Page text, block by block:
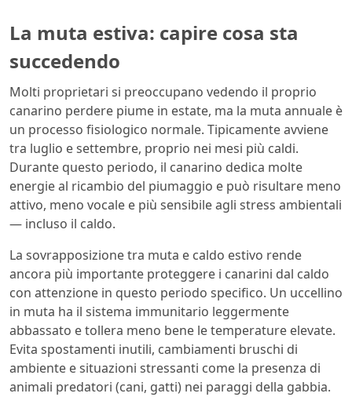
La muta estiva: capire cosa sta
succedendo
Molti proprietari si preoccupano vedendo il proprio
canarino perdere piume in estate, ma la muta annuale è
un processo fisiologico normale. Tipicamente avviene
tra luglio e settembre, proprio nei mesi più caldi.
Durante questo periodo, il canarino dedica molte
energie al ricambio del piumaggio e può risultare meno
attivo, meno vocale e più sensibile agli stress ambientali
— incluso il caldo.
La sovrapposizione tra muta e caldo estivo rende
ancora più importante proteggere i canarini dal caldo
con attenzione in questo periodo specifico. Un uccellino
in muta ha il sistema immunitario leggermente
abbassato e tollera meno bene le temperature elevate.
Evita spostamenti inutili, cambiamenti bruschi di
ambiente e situazioni stressanti come la presenza di
animali predatori (cani, gatti) nei paraggi della gabbia.